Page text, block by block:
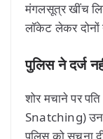
मंगलसूत्र खींच
लॉकेट लेकर दोनों
पुलिस ने दर्ज
शोर मचाने पर
Snatching)
पुलिस को सूचना